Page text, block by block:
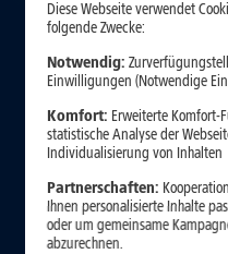
und
im cloud-
Diese Webseite verwendet
folgende Zwecke:
Notwendig:
Einwilligungen (Notwendige
Komfort: Erweiterte Komfort-
statistische Analyse der
Individualisierung von Inhalten
Partnerschaften:
Ihnen personalisierte Inhalte
oder um gemeinsame
abzurechnen.